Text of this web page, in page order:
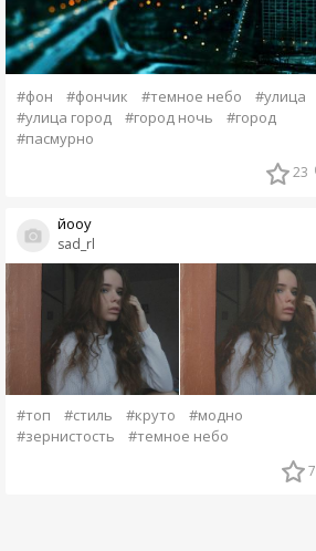
#фон #фончик #темное небо
#улица
#улица город
#город ночь
#город
#пасмурно
23
sad_rl
йооу
#топ #стиль #круто
#модно
#зернистость
#темное небо
7